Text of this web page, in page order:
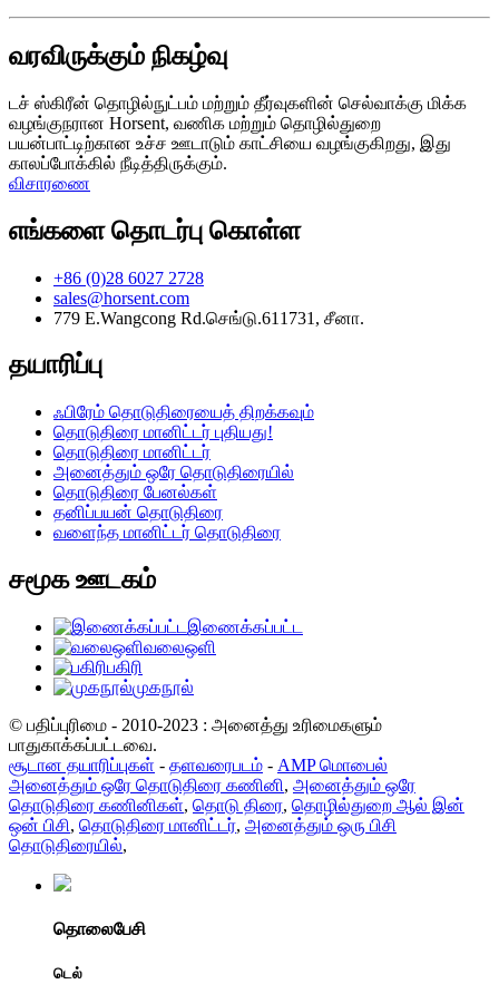
வரவிருக்கும் நிகழ்வு
டச் ஸ்கிரீன் தொழில்நுட்பம் மற்றும் தீர்வுகளின் செல்வாக்கு மிக்க
வழங்குநரான Horsent, வணிக மற்றும் தொழில்துறை
பயன்பாட்டிற்கான உச்ச ஊடாடும் காட்சியை வழங்குகிறது, இது
காலப்போக்கில் நீடித்திருக்கும்.
விசாரணை
எங்களை தொடர்பு கொள்ள
+86 (0)28 6027 2728
sales@horsent.com
779 E.Wangcong Rd.செங்டு.611731, சீனா.
தயாரிப்பு
ஃபிரேம் தொடுதிரையைத் திறக்கவும்
தொடுதிரை மானிட்டர் புதியது!
தொடுதிரை மானிட்டர்
அனைத்தும் ஒரே தொடுதிரையில்
தொடுதிரை பேனல்கள்
தனிப்பயன் தொடுதிரை
வளைந்த மானிட்டர் தொடுதிரை
சமூக ஊடகம்
இணைக்கப்பட்ட
வலைஒளி
பகிரி
முகநூல்
© பதிப்புரிமை - 2010-2023 : அனைத்து உரிமைகளும்
பாதுகாக்கப்பட்டவை.
சூடான தயாரிப்புகள் - தளவரைபடம் - AMP மொபைல்
அனைத்தும் ஒரே தொடுதிரை கணினி, அனைத்தும் ஒரே
தொடுதிரை கணினிகள், தொடு திரை, தொழில்துறை ஆல் இன்
ஒன் பிசி, தொடுதிரை மானிட்டர், அனைத்தும் ஒரு பிசி
தொடுதிரையில்,
தொலைபேசி
டெல்